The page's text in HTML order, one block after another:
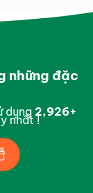
những đặc
dụng 2,993+
nhất !